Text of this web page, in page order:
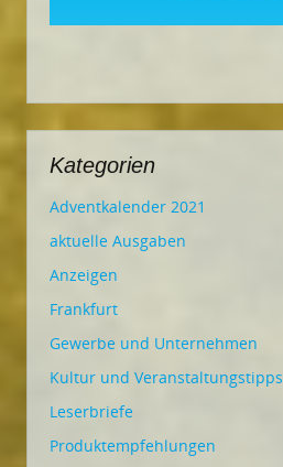
Kategorien
Adventkalender 2021
aktuelle Ausgaben
Anzeigen
Frankfurt
Gewerbe und Unternehmen
Kultur und Veranstaltungstipps
Leserbriefe
Produktempfehlungen